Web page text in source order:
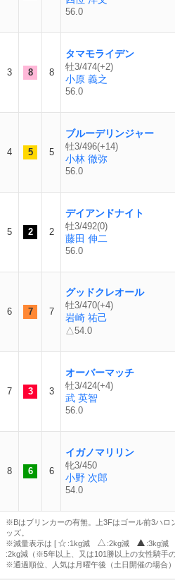
56.0
3 8 8
タマモライデン
牡3/474(+2)
小原 義之
56.0
4 5 5
ブルーデリンジャー
牡3/496(+14)
小林 徹弥
56.0
5 2 2
デイアンドナイト
牡3/492(0)
藤田 伸二
56.0
6 7 7
グッドクレオール
牡3/470(+4)
岩崎 祐己
△54.0
7 3 3
オーバーマッチ
牡3/424(+4)
武 英智
56.0
8 6 6
イガノマリリン
牝3/450
小野 次郎
54.0
※Bはブリンカーの有無。上3Fはゴール前3ハロ
ッズ。
※減量表示は [
:1kg減 :2kg減 :3kg減
:2kg減（※5年以上、又は101勝以上の女性騎手の
※通過順位、人気は月曜午後（土日開催の場合）